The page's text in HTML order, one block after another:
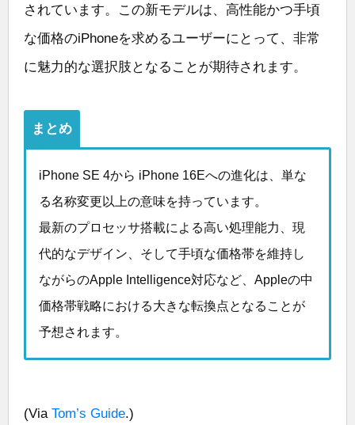
されています。この新モデルは、高性能かつ手頃
な価格のiPhoneを求めるユーザーにとって、非常
に魅力的な選択肢となることが期待されます。
まとめ
iPhone SE 4から iPhone 16Eへの進化は、単な
る名称変更以上の意味を持っています。
最新のプロセッサ搭載による高い処理能力、現
代的なデザイン、そして手頃な価格帯を維持し
ながらのApple Intelligence対応など、Appleの中
価格帯戦略における大きな転換点となることが
予想されます。
(Via Tom’s Guide.)